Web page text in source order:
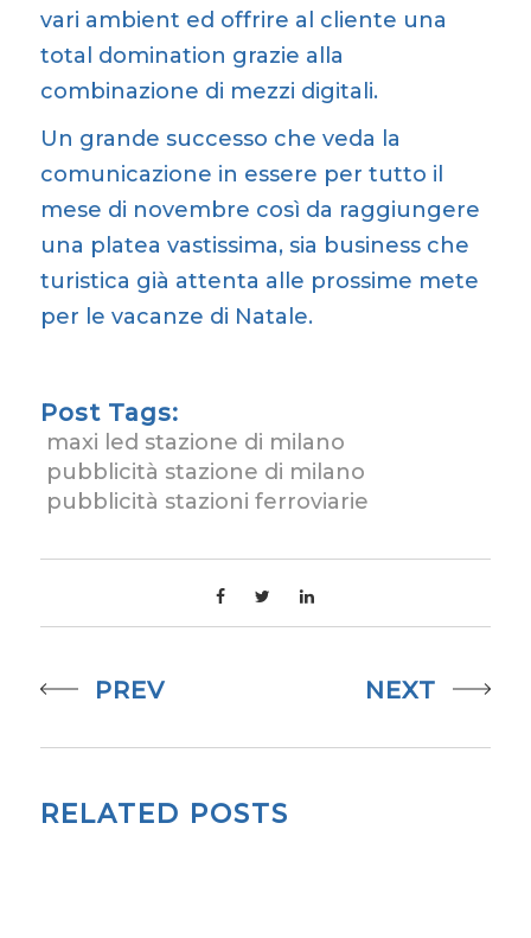
vari ambient ed offrire al cliente una
total domination grazie alla
combinazione di mezzi digitali.
Un grande successo che veda la
comunicazione in essere per tutto il
mese di novembre così da raggiungere
una platea vastissima, sia business che
turistica già attenta alle prossime mete
per le vacanze di Natale.
Post Tags:
maxi led stazione di milano
pubblicità stazione di milano
pubblicità stazioni ferroviarie
PREV NEXT
RELATED POSTS